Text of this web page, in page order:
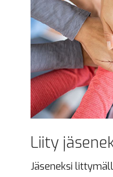
Liity
Jäseneksi